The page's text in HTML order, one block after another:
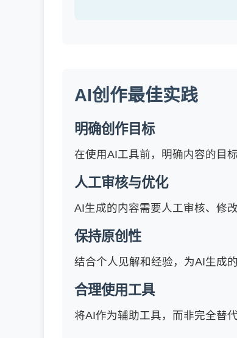
AI创作最佳实践
明确创作目标
在使用AI工具前，明确内容的目
人工审核与优化
AI生成的内容需要人工审核、修
保持原创性
结合个人见解和经验，为AI生成
合理使用工具
将AI作为辅助工具，而非完全替